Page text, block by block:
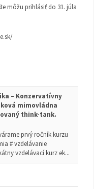
môžu prihlásiť do 31. júla
– Konzervatívny
mimovládna
think-tank.
prvý ročník kurzu
# vzdelávanie
vzdelávací kurz ek...